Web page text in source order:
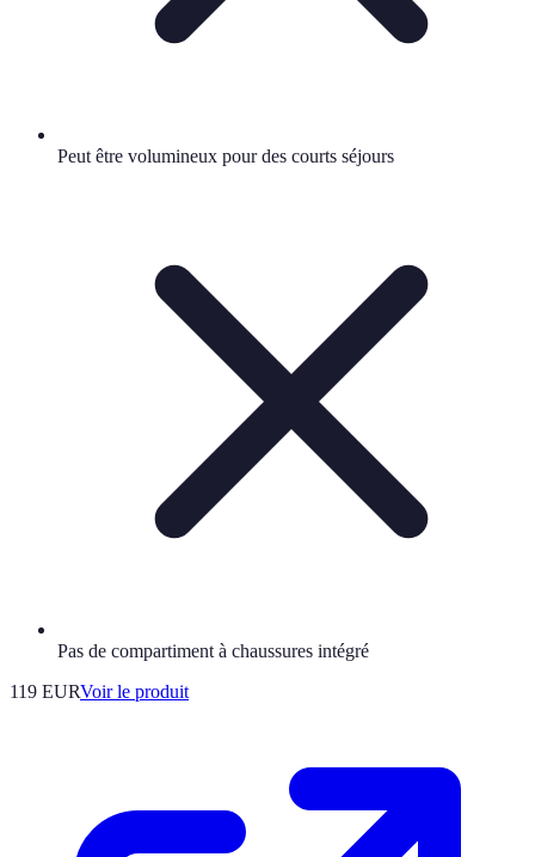
Peut être volumineux pour des courts séjours
Pas de compartiment à chaussures intégré
119 EURVoir le produit